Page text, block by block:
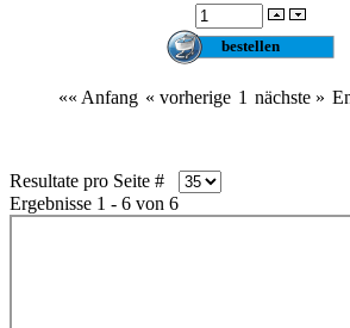
«« Anfang « vorherige 1 nächste »
Resultate pro Seite #
Ergebnisse 1 - 6 von 6